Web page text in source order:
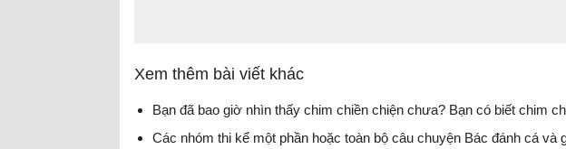
Xem thêm bài viết khác
Bạn đã bao giờ nhìn thấy chim chiền chiện chưa? Bạn có biết chim
Các nhóm thi kể một phần hoặc toàn bộ câu chuyện Bác đánh cá và